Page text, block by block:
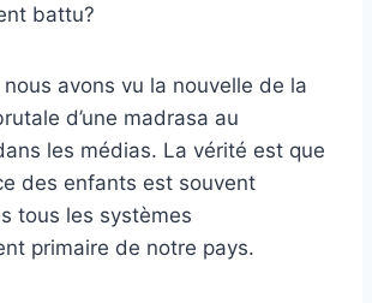
battu?
avons vu la nouvelle de la
d’une madrasa au
les médias. La vérité est que
des enfants est souvent
tous les systèmes
primaire de notre pays.